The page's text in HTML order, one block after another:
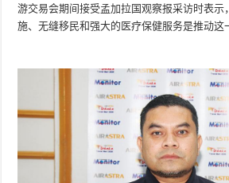
游交易会期间接受孟加拉国观察报采访时表示
施、无缝移民和强大的医疗保健服务是推动这